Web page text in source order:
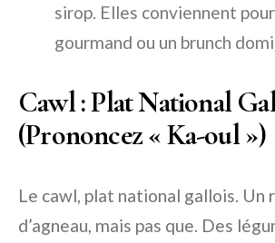
sirop. Elles conviennent
gourmand ou un brunch
Cawl : Plat National
(Prononcez « Ka-oul »)
Le cawl, plat national gallois. Un
d’agneau, mais pas que. Des